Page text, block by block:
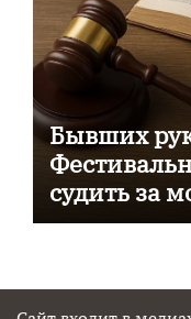
Бывших
судить за